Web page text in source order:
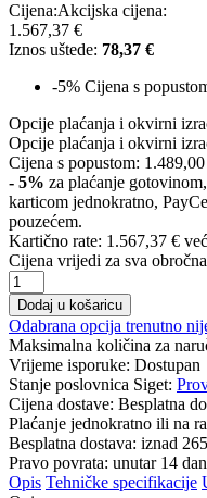
Cijena:Akcijska cijena:
1.567,37 €
Iznos uštede: 78,37 €
-5% Cijena s
Opcije plaćanja i okvirni
Opcije plaćanja i okvirni
Cijena s popustom:
- 5% za plaćanje
karticom jednokratno,
pouzećem.
Kartično rate: 1.567,37 €
Cijena vrijedi za sva
Dodaj u košaricu
Odabrana opcija trenutno
Maksimalna količina za
Vrijeme isporuke: Dostupan
Stanje poslovnica Siget:
Cijena dostave: Besplatna
Plaćanje jednokratno ili na
Besplatna dostava: iznad
Pravo povrata: unutar 14
Opis Tehničke specifikacije